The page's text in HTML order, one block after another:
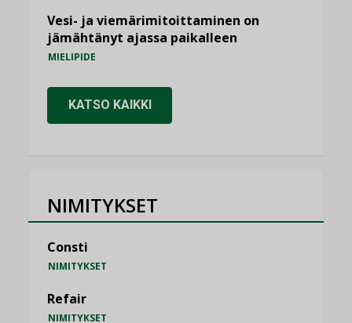
Vesi- ja viemärimitoittaminen on
jämähtänyt ajassa paikalleen
MIELIPIDE
KATSO KAIKKI
NIMITYKSET
Consti
NIMITYKSET
Refair
NIMITYKSET